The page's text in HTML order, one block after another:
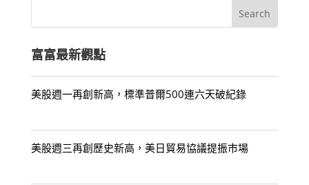
富富最新觀點
美股週一再創新高，標準普爾500連六天破紀錄
美股週三再創歷史新高，美日貿易協議提振市場